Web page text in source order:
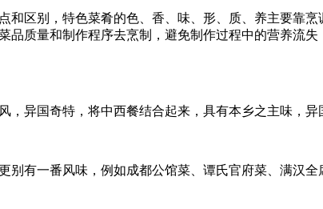
区别，特色菜肴的色、香、味、形、质、养主要靠
品质量和制作程序去烹制，避免制作过程中的营养流
异国奇特，将中西餐结合起来，具有本乡之主味，异
有一番风味，例如成都公馆菜、谭氏官府菜、满汉